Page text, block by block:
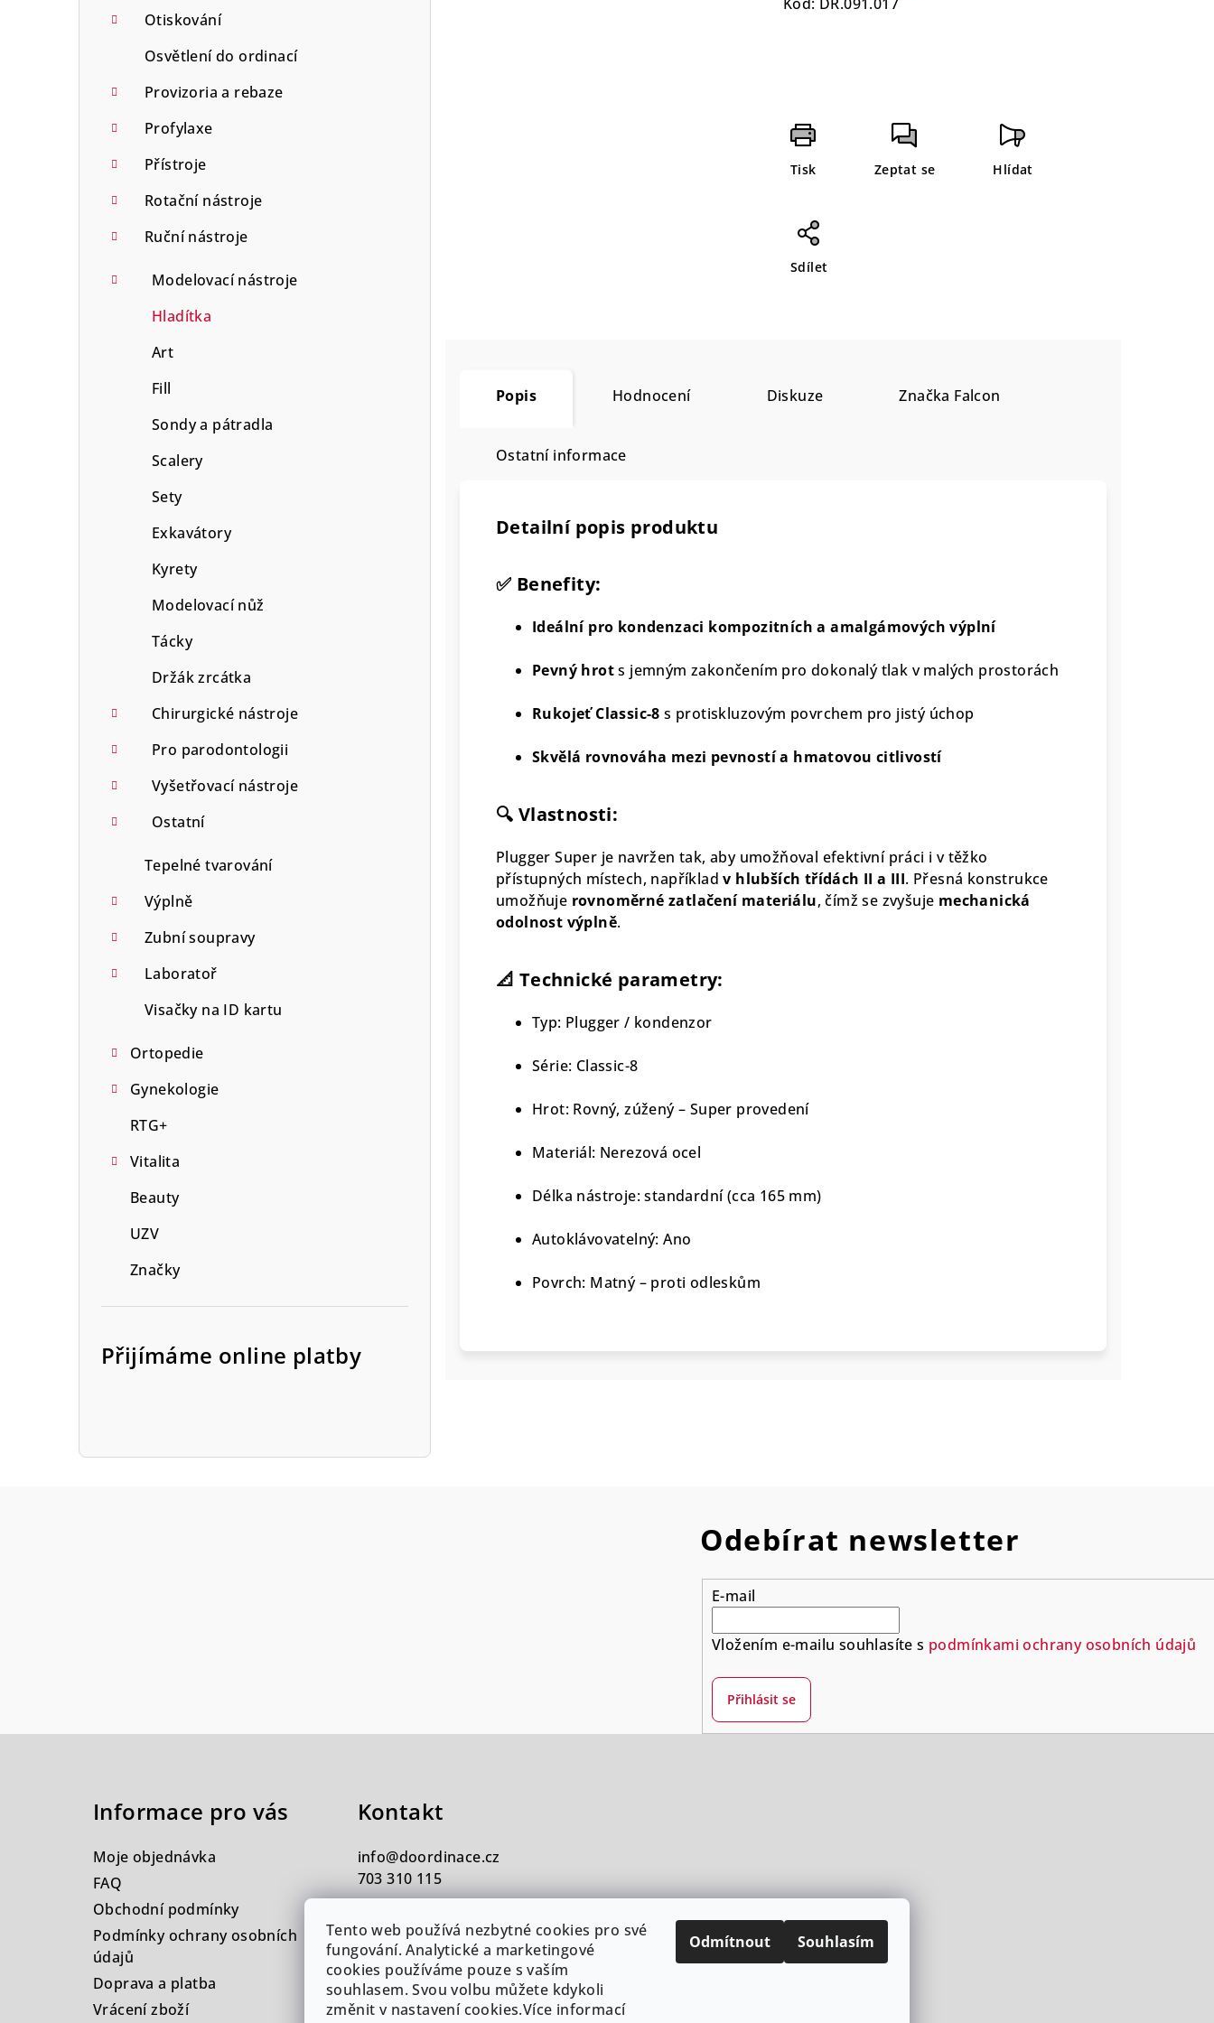
Tento web používá nezbytné cookies pro své
fungování. Analytické a marketingové
cookies používáme pouze s vaším
souhlasem. Svou volbu můžete kdykoli
změnit v nastavení cookies.Více informací
Odmítnout Souhlasím
Otiskování
Osvětlení do ordinací
Provizoria a rebaze
Profylaxe
Přístroje
Rotační nástroje
Ruční nástroje
Modelovací nástroje
Hladítka
Art
Fill
Sondy a pátradla
Scalery
Sety
Exkavátory
Kyrety
Modelovací nůž
Tácky
Držák zrcátka
Chirurgické nástroje
Pro parodontologii
Vyšetřovací nástroje
Ostatní
Tepelné tvarování
Výplně
Zubní soupravy
Laboratoř
Visačky na ID kartu
Ortopedie
Gynekologie
RTG+
Vitalita
Beauty
UZV
Značky
Přijímáme online platby
Tisk Zeptat se Hlídat
Sdílet
Popis Hodnocení Diskuze Značka Falcon
Ostatní informace
Detailní popis produktu
✅ Benefity:
Ideální pro kondenzaci kompozitních a amalgámových výplní
Pevný hrots jemným zakončením pro dokonalý tlak v malých prostorách
Rukojeť Classic-8 s protiskluzovým povrchem pro jistý úchop
Skvělá rovnováha mezi pevností a hmatovou citlivostí
🔍 Vlastnosti:
Plugger Super je navržen tak, aby umožňoval efektivní práci i v těžko
přístupných místech, napříkladv hlubších třídách II a III. Přesná konstrukce
umožňuje rovnoměrné zatlačení materiálu, čímž se zvyšuje mechanická
odolnost výplně.
📐 Technické parametry:
Typ: Plugger / kondenzor
Série: Classic-8
Hrot: Rovný, zúžený – Super provedení
Materiál: Nerezová ocel
Délka nástroje: standardní (cca 165 mm)
Autoklávovatelný: Ano
Povrch: Matný – proti odleskům
Odebírat newsletter
E-mail
Vložením e-mailu souhlasíte s podmínkami ochrany osobních údajů
Přihlásit se
Informace pro vás
Moje objednávka
FAQ
Obchodní podmínky
Podmínky ochrany osobních
údajů
Doprava a platba
Vrácení zboží
Kontakt
info@doordinace.cz
703 310 115